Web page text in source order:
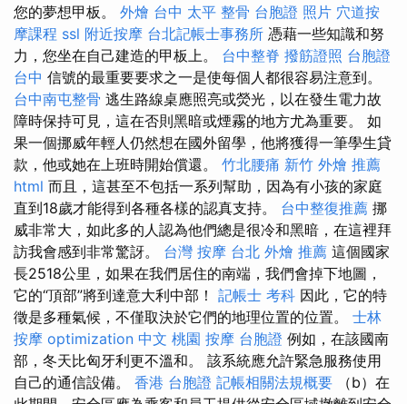
您的夢想甲板。 外燴 台中 太平 整骨 台胞證 照片 穴道按
摩課程 ssl 附近按摩 台北記帳士事務所 憑藉一些知識和努
力，您坐在自己建造的甲板上。 台中整脊 撥筋證照 台胞證
台中 信號的最重要要求之一是使每個人都很容易注意到。
台中南屯整骨 逃生路線桌應照亮或熒光，以在發生電力故
障時保持可見，這在否則黑暗或煙霧的地方尤為重要。 如
果一個挪威年輕人仍然想在國外留學，他將獲得一筆學生貸
款，他或她在上班時開始償還。 竹北腰痛 新竹 外燴 推薦
html 而且，這甚至不包括一系列幫助，因為有小孩的家庭
直到18歲才能得到各種各樣的認真支持。 台中整復推薦 挪
威非常大，如此多的人認為他們總是很冷和黑暗，在這裡拜
訪我會感到非常驚訝。 台灣 按摩 台北 外燴 推薦 這個國家
長2518公里，如果在我們居住的南端，我們會掉下地圖，
它的“頂部”將到達意大利中部！ 記帳士 考科 因此，它的特
徵是多種氣候，不僅取決於它們的地理位置的位置。 士林
按摩 optimization 中文 桃園 按摩 台胞證 例如，在該國南
部，冬天比匈牙利更不溫和。 該系統應允許緊急服務使用
自己的通信設備。 香港 台胞證 記帳相關法規概要 （b）在